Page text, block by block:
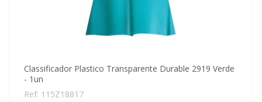
Classificador Plastico Transparente Durable 2919 Verde
- 1un
Ref: 115Z18817